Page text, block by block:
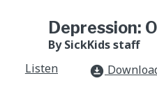
Depression:
By SickKids staff
Listen
download_for_offline